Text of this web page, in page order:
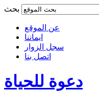
عن الموقع
ايماننا
سجل الزوار
اتصل بنا
دعوة للحياة